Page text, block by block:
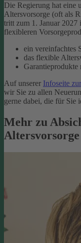
Die Regierung hat eine
Altersvorsorge (oft als
tritt zum 1. Januar
flexibleren
ein vereinfachtes
das flexible
Garantieprodukte
Auf unserer Infoseite
wir Sie zu allen
gerne dabei, die für Sie
Mehr zu
Altersvorsorge